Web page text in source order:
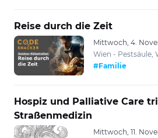
Reise durch die Zeit
Mittwoch, 4.
Wien - Pestsäule,
#Familie
Hospiz und Palliative Care
Straßenmedizin
Mittwoch, 11.